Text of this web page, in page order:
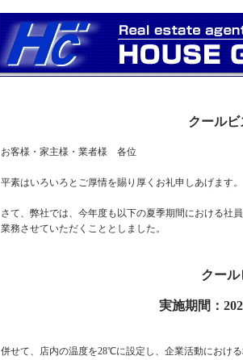
クール
お客様・家主様・業者様 各位
平素はいろいろとご厚情を賜り厚くお礼申しあげます。
さて、弊社では、今年度も以下の夏季期間における社
業務させていただくこととしました。
クール
実施期間：
併せて、店内の温度を28℃に設定し、企業活動におけ